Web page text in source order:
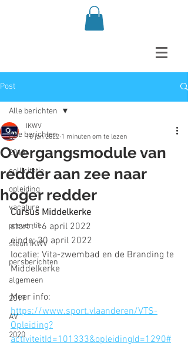
Post
Alle berichten
2018
sollicitatie
opleiding
vacature
preventie
steun IKWV
persberichten
algemeen
2019
AV
2020
Alle berichten
Overgangsmodule van
redder aan zee naar
hoger redder
IKWV
10 jan 2022 1 minuten om te lezen
Cursus Middelkerke
start : 16 april 2022
einde: 30 april 2022
locatie: Vita-zwembad en de Branding te
Middelkerke
Meer info:
https://www.sport.vlaanderen/VTS-
Opleiding?
activiteitId=101333&opleidingId=1290#